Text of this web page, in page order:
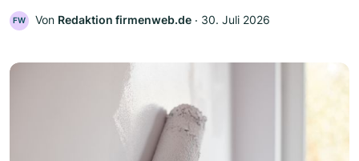
FW Von Redaktion firmenweb.de ‧ 30. Juli 2026